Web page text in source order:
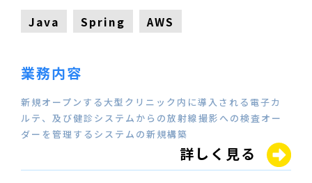
Java Spring AWS
業務内容
新規オープンする大型クリニック内に導入される電子カ
ルテ、及び健診システムからの放射線撮影への検査オー
ダーを管理するシステムの新規構築
詳しく見る